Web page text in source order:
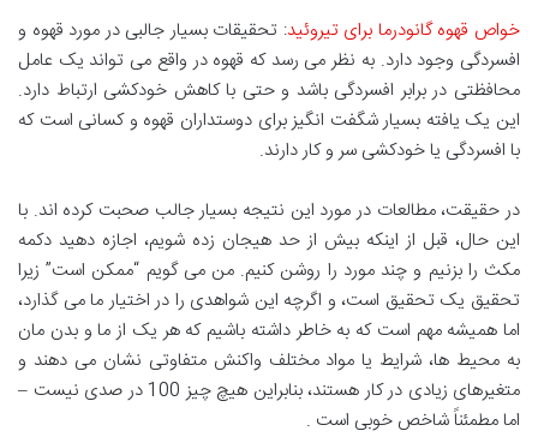
خواص قهوه گانودرما برای تیروئید: تحقیقات بسیار جالبی در مورد قهوه و
افسردگی وجود دارد. به نظر می رسد که قهوه در واقع می تواند یک عامل
محافظتی در برابر افسردگی باشد و حتی با کاهش خودکشی ارتباط دارد.
این یک یافته بسیار شگفت انگیز برای دوستداران قهوه و کسانی است که
با افسردگی یا خودکشی سر و کار دارند.
در حقیقت، مطالعات در مورد این نتیجه بسیار جالب صحبت کرده اند. با
این حال، قبل از اینکه بیش از حد هیجان زده شویم، اجازه دهید دکمه
مکث را بزنیم و چند مورد را روشن کنیم. من می گویم “ممکن است” زیرا
تحقیق یک تحقیق است، و اگرچه این شواهدی را در اختیار ما می گذارد،
اما همیشه مهم است که به خاطر داشته باشیم که هر یک از ما و بدن مان
به محیط ها، شرایط یا مواد مختلف واکنش متفاوتی نشان می دهند و
متغیرهای زیادی در کار هستند، بنابراین هیچ چیز 100 در صدی نیست –
اما مطمئناً شاخص خوبی است .